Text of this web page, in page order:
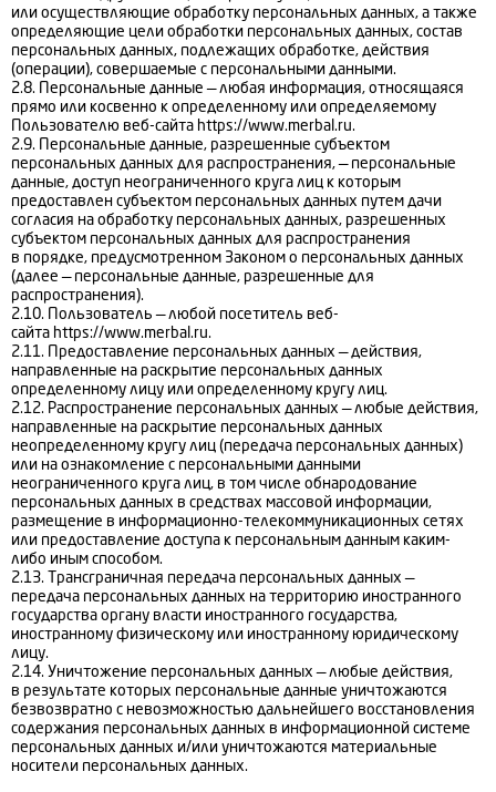
или осуществляющие обработку персональных данных, а также
определяющие цели обработки персональных данных, состав
персональных данных, подлежащих обработке, действия
(операции), совершаемые с персональными данными.
2.8. Персональные данные — любая информация, относящаяся
прямо или косвенно к определенному или определяемому
Пользователю веб-сайта https://www.merbal.ru.
2.9. Персональные данные, разрешенные субъектом
персональных данных для распространения, — персональные
данные, доступ неограниченного круга лиц к которым
предоставлен субъектом персональных данных путем дачи
согласия на обработку персональных данных, разрешенных
субъектом персональных данных для распространения
в порядке, предусмотренном Законом о персональных данных
(далее — персональные данные, разрешенные для
распространения).
2.10. Пользователь — любой посетитель веб-
сайта https://www.merbal.ru.
2.11. Предоставление персональных данных — действия,
направленные на раскрытие персональных данных
определенному лицу или определенному кругу лиц.
2.12. Распространение персональных данных — любые действия,
направленные на раскрытие персональных данных
неопределенному кругу лиц (передача персональных данных)
или на ознакомление с персональными данными
неограниченного круга лиц, в том числе обнародование
персональных данных в средствах массовой информации,
размещение в информационно-телекоммуникационных сетях
или предоставление доступа к персональным данным каким-
либо иным способом.
2.13. Трансграничная передача персональных данных —
передача персональных данных на территорию иностранного
государства органу власти иностранного государства,
иностранному физическому или иностранному юридическому
лицу.
2.14. Уничтожение персональных данных — любые действия,
в результате которых персональные данные уничтожаются
безвозвратно с невозможностью дальнейшего восстановления
содержания персональных данных в информационной системе
персональных данных и/или уничтожаются материальные
носители персональных данных.